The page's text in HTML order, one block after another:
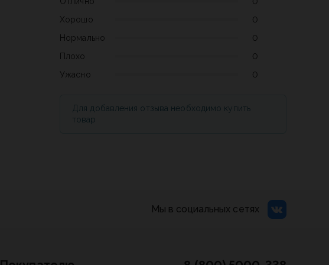
Хорошо
0
Нормально
0
Плохо
0
Ужасно
0
Для добавления отзыва необходимо купить
товар
Мы в социальных сетях